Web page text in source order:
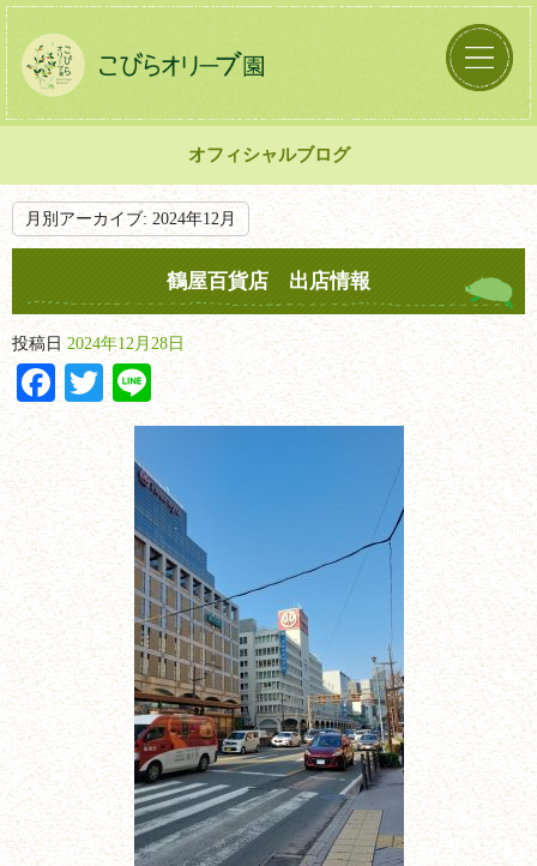
オフィシャルブログ
月別アーカイブ: 2024年12月
鶴屋百貨店 出店情報
投稿日 2024年12月28日
Facebook
Twitter
Line